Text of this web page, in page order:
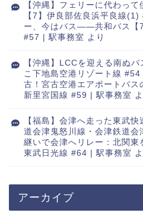
【沖縄】フェリーに代わっ
【7】伊良部佐良浜平良線(1)
ー、今はバス――共和バス【
#57 | 駅事務室 より
【沖縄】LCCを迎える南ぬ
こ下地島空港リゾート線 #54
古！宮古空港エアポートバス
新里宮国線 #59 | 駅事務室
【福島】会津へ走った東武
道会津鬼怒川線・会津鉄道会
継いで会津へリレー：北関
東武日光線 #64 | 駅事務室
アーカイブ